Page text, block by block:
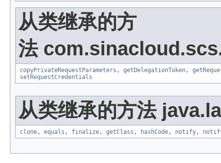
从类继承的方
法
copyPrivateRequestParameters , getDelegationToken,
setRequestCredentials
从类继承的方法
clone, equals , finalize, getClass , hashCode, notify,